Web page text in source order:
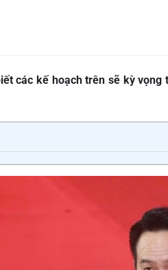
các kế hoạch trên sẽ kỳ